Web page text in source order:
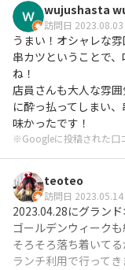
wujushasta
訪問日 2023.08.03
うまい！オシャレな
串カツということで
ね！
店員さんも大人な雰
に酔っ払ってしまい
味かったです！
※Googleに投稿された口
teoteo
訪問日 2023.05.14
2023.04.28にグラン
ゴールデンウィーク
そろそろ落ち着いてる
ランチ利用で行ってき